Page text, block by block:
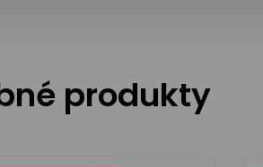
produkty